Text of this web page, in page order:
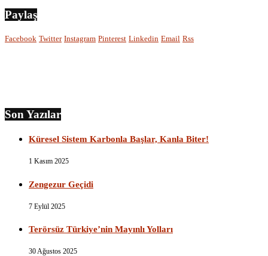
Paylaş
Facebook Twitter Instagram Pinterest Linkedin Email Rss
Son Yazılar
Küresel Sistem Karbonla Başlar, Kanla Biter!
1 Kasım 2025
Zengezur Geçidi
7 Eylül 2025
Terörsüz Türkiye’nin Mayınlı Yolları
30 Ağustos 2025